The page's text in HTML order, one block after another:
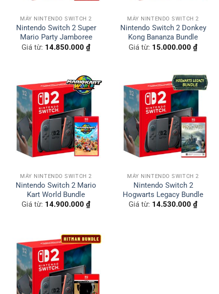
MÁY NINTENDO SWITCH 2
Nintendo Switch 2 Super
Mario Party Jamboree
Giá từ: 14.850.000 ₫
MÁY NINTENDO SWITCH 2
Nintendo Switch 2 Donkey
Kong Bananza Bundle
Giá từ: 15.000.000 ₫
MÁY NINTENDO SWITCH 2
Nintendo Switch 2 Mario
Kart World Bundle
Giá từ: 14.900.000 ₫
MÁY NINTENDO SWITCH 2
Nintendo Switch 2
Hogwarts Legacy Bundle
Giá từ: 14.530.000 ₫